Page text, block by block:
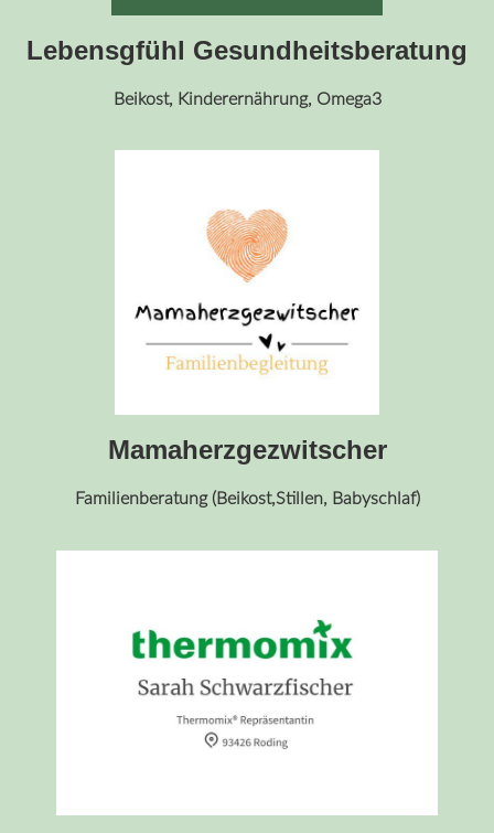
Lebensgfühl Gesundheitsberatung
Beikost, Kinderernährung, Omega3
Mamaherzgezwitscher
Familienberatung (Beikost,Stillen, Babyschlaf)